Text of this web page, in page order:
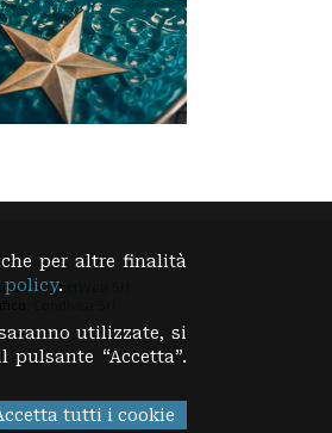
ObjectWeb Srl
del Club Alpino Italiano
per altre finalità
policy.
utilizzate, si
“Accetta”.
tutti i cookie